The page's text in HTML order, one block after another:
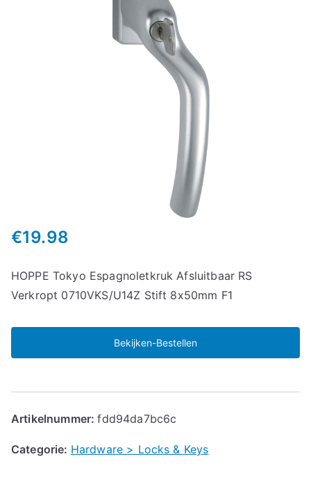
€19.98
HOPPE Tokyo Espagnoletkruk Afsluitbaar RS
Verkropt 0710VKS/U14Z Stift 8x50mm F1
Bekijken-Bestellen
Artikelnummer:fdd94da7bc6c
Categorie: Hardware > Locks & Keys